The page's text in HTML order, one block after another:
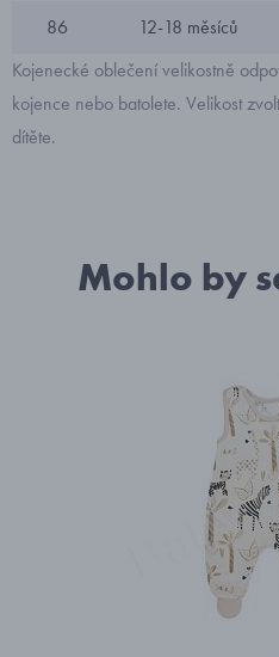
86 12-18 měsíců
Kojenecké oblečení velikostně
kojence nebo batolete. Velikost
dítěte.
Mohlo by